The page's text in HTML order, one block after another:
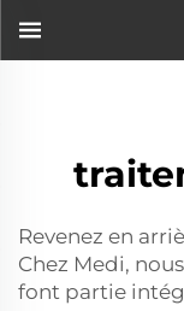
Revenez en
Chez Medi,
font partie